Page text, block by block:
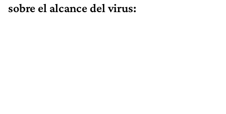
sobre el alcance del virus: